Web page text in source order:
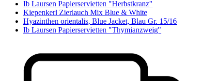
Ib Laursen Papierservietten "Herbstkranz"
Kiepenkerl Zierlauch Mix Blue & White
Hyazinthen orientalis, Blue Jacket, Blau Gr. 15/16
Ib Laursen Papierservietten "Thymianzweig"